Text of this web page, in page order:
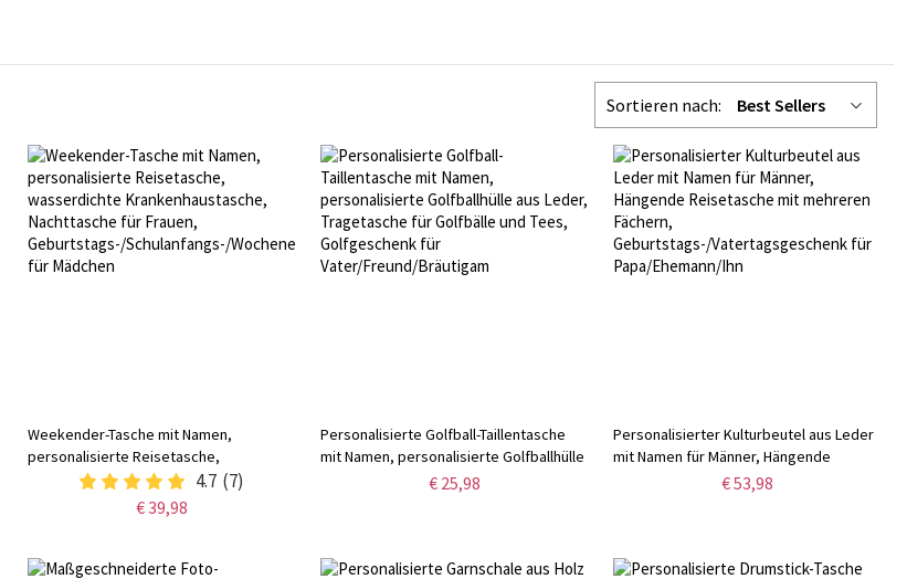
Sortieren nach: Best Sellers
Weekender-Tasche mit Namen,
personalisierte Reisetasche,
wasserdichte Krankenhaustasche,
Nachttasche für Frauen,
Geburtstags-/Schulanfangs-/Wochenendgeschenk
4.7 (7)
€ 39,98
Personalisierte Golfball-Taillentasche
mit Namen, personalisierte Golfballhülle
aus Leder, Tragetasche für Golfbälle und
€ 25,98
Personalisierter Kulturbeutel aus Leder
mit Namen für Männer, Hängende
Reisetasche mit mehreren Fächern,
€ 53,98